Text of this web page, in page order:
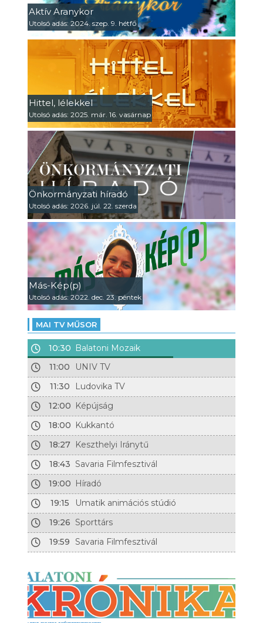
Aktív Aranykor
Utolsó adás: 2024. szep. 9. hétfő
Hittel, lélekkel
Utolsó adás: 2025. már. 16. vasárnap
Önkormányzati híradó
Utolsó adás: 2026. júl. 22. szerda
Más-Kép(p)
Utolsó adás: 2022. dec. 23. péntek
MAI TV MŰSOR
10:30 Balatoni Mozaik
11:00
UNIV TV
11:30
Ludovika TV
12:00 Képújság
18:00 Kukkantó
18:27 Keszthelyi Iránytű
18:43 Savaria Filmfesztivál
19:00 Híradó
19:15
Umatik animációs stúdió
19:26 Sporttárs
19:59 Savaria Filmfesztivál